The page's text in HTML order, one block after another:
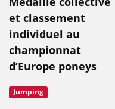
et classement
individuel au
championnat
d’Europe poneys
Jumping